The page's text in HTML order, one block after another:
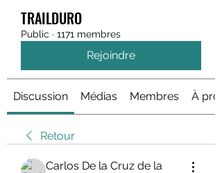
TRAILDURO
Public · 1171 membres
Rejoindre
Discussion Médias Membres À
Retour
Carlos De la Cruz de la